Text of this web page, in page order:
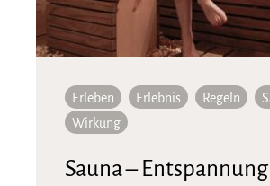
Erleben Erlebnis Regeln
Wirkung
Sauna –